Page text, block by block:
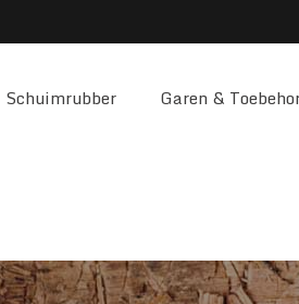
Schuimrubber Garen &